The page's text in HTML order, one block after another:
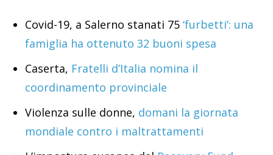
Covid-19, a Salerno stanati 75 ‘furbetti’: una
famiglia ha ottenuto 32 buoni spesa
Caserta, Fratelli d’Italia nomina il
coordinamento provinciale
Violenza sulle donne, domani la giornata
mondiale contro i maltrattamenti